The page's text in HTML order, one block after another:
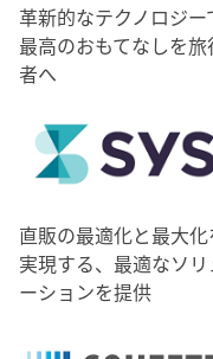
革新的なテクノロジー
最高のおもてなしを旅
者へ
直販の最適化と最大
実現する、最適なソ
ーションを提供